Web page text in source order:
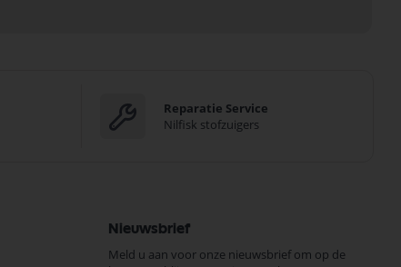
Reparatie Service
Nilfisk stofzuigers
Nieuwsbrief
Meld u aan voor onze nieuwsbrief om op de